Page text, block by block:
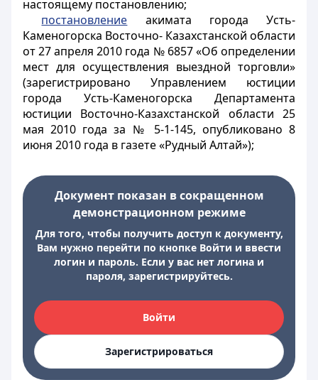
настоящему постановлению;
постановление акимата города Усть-
Каменогорска Восточно- Казахстанской области
от 27 апреля 2010 года № 6857 «Об определении
мест для осуществления выездной торговли»
(зарегистрировано Управлением юстиции
города Усть-Каменогорска Департамента
юстиции Восточно-Казахстанской области 25
мая 2010 года за № 5-1-145, опубликовано 8
июня 2010 года в газете «Рудный Алтай»);
Документ показан в сокращенном
демонстрационном режиме
Для того, чтобы получить доступ к документу,
Вам нужно перейти по кнопке Войти и ввести
логин и пароль. Если у вас нет логина и
пароля, зарегистрируйтесь.
Войти
Зарегистрироваться